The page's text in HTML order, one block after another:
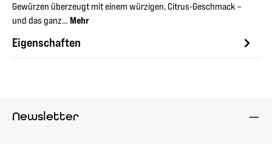
Gewürzen überzeugt mit einem würzigen, Citrus-Geschmack –
und das ganz… Mehr
Eigenschaften
Newsletter